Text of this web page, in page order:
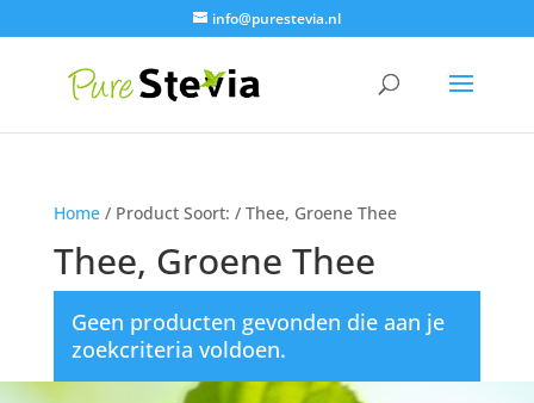
info@purestevia.nl
Home/ Product Soort: / Thee, Groene Thee
Thee, Groene Thee
Geen producten gevonden die aan je
zoekcriteria voldoen.